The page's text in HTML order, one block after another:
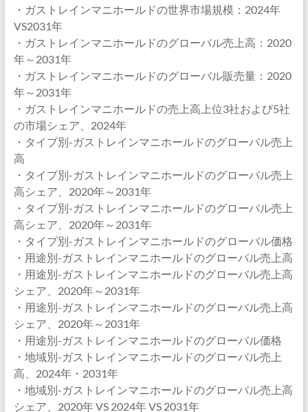
・ガストレインマニホールドの世界市場規模：2024年
VS2031年
・ガストレインマニホールドのグローバル売上高：2020
年～2031年
・ガストレインマニホールドのグローバル販売量：2020
年～2031年
・ガストレインマニホールドの売上高上位3社および5社
の市場シェア、2024年
・タイプ別-ガストレインマニホールドのグローバル売上
高
・タイプ別-ガストレインマニホールドのグローバル売上
高シェア、2020年～2031年
・タイプ別-ガストレインマニホールドのグローバル売上
高シェア、2020年～2031年
・タイプ別-ガストレインマニホールドのグローバル価格
・用途別-ガストレインマニホールドのグローバル売上高
・用途別-ガストレインマニホールドのグローバル売上高
シェア、2020年～2031年
・用途別-ガストレインマニホールドのグローバル売上高
シェア、2020年～2031年
・用途別-ガストレインマニホールドのグローバル価格
・地域別-ガストレインマニホールドのグローバル売上
高、2024年・2031年
・地域別-ガストレインマニホールドのグローバル売上高
シェア、2020年 VS 2024年 VS 2031年